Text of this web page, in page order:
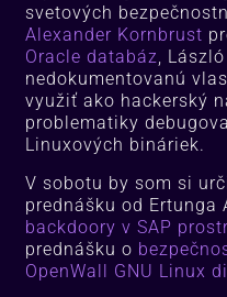
svetových
Alexander Kornbrust
Oracle databáz,
nedokumentovanú
využiť ako hackerský
problematiky
Linuxových bináriek.
V sobotu by som si
prednášku od Ertunga
backdoory v SAP
prednášku o
OpenWall GNU Linux